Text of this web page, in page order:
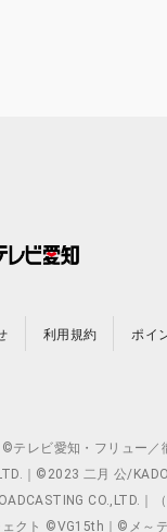
利用規約 ポイ
レビ愛知・フリュー
｜©2023 二月 公/
CO.,LTD.｜
クト ©VG15th｜©メ～